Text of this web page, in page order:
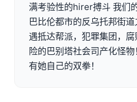
满考验性的hirer搏斗 我们
巴比伦都市的反乌托邦街
遇抵达帮派，犯罪集团，
险的巴别塔社会司产化怪
有她自己的双拳！